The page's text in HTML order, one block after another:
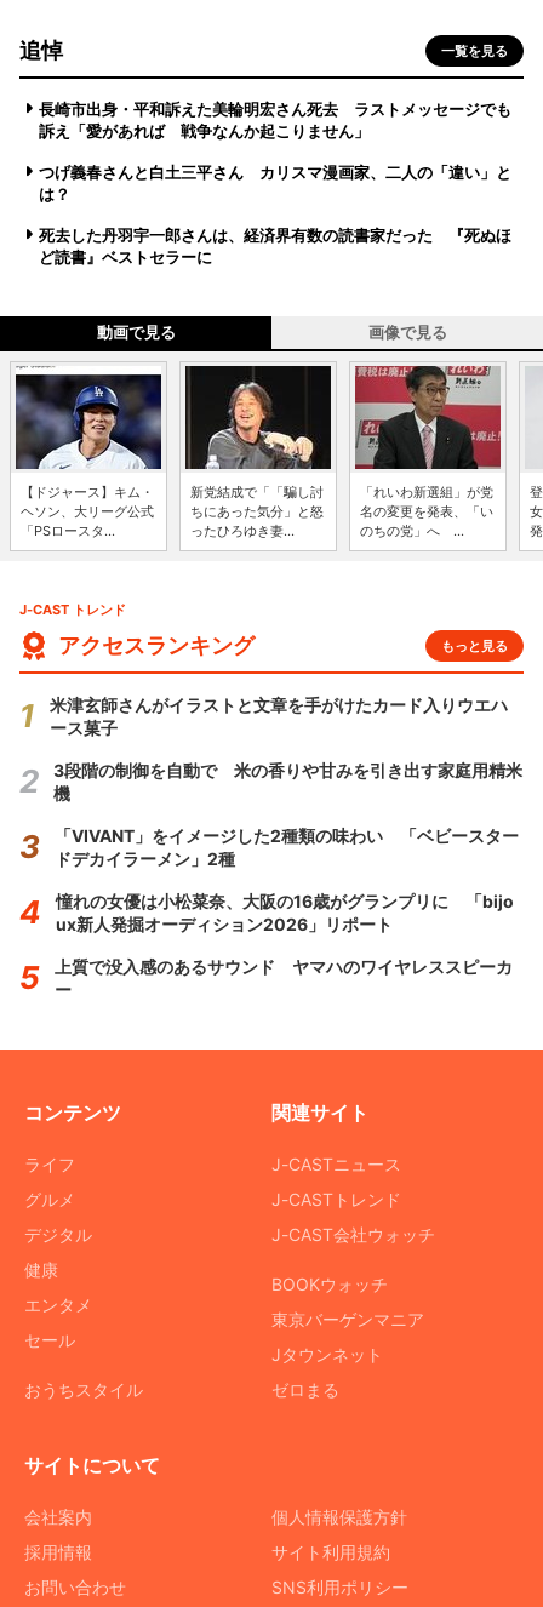
追悼 一覧を見る
長崎市出身・平和訴えた美輪明宏さん死去 ラストメッセージでも
訴え「愛があれば 戦争なんか起こりません」
つげ義春さんと白土三平さん カリスマ漫画家、二人の「違い」と
は？
死去した丹羽宇一郎さんは、経済界有数の読書家だった 『死ぬほ
ど読書』ベストセラーに
動画で見る 画像で見る
【ドジャース】キム・
ヘソン、大リーグ公式
「PSロースタ...
新党結成で「「騙し討
ちにあった気分」と怒
ったひろゆき妻...
「れいわ新選組」が党
名の変更を発表、「い
のちの党」へ ...
J-CAST トレンド
アクセスランキング もっと見る
米津玄師さんがイラストと文章を手がけたカード入りウエハ
ース菓子
3段階の制御を自動で 米の香りや甘みを引き出す家庭用精米
機
「VIVANT」をイメージした2種類の味わい 「ベビースター
ドデカイラーメン」2種
憧れの女優は小松菜奈、大阪の16歳がグランプリに 「bijo
ux新人発掘オーディション2026」リポート
上質で没入感のあるサウンド ヤマハのワイヤレススピーカ
ー
コンテンツ
ライフ
グルメ
デジタル
健康
エンタメ
セール
おうちスタイル
関連サイト
J-CASTニュース
J-CASTトレンド
J-CAST会社ウォッチ
BOOKウォッチ
東京バーゲンマニア
Jタウンネット
ゼロまる
サイトについて
会社案内
採用情報
お問い合わせ
個人情報保護方針
サイト利用規約
SNS利用ポリシー